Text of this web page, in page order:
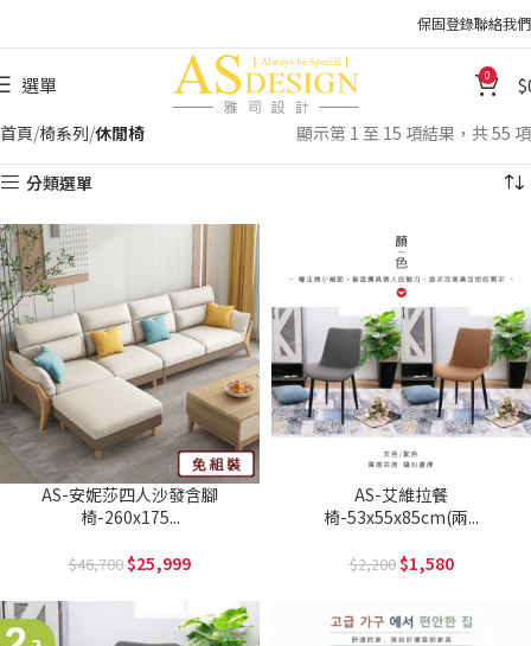
保固登錄聯絡我們
選單 0
首頁 椅系列 休閒椅 顯示第 1 至 15 項結果，共 55 項
分類選單
AS-安妮莎四人沙發含腳
椅-260x175...
46,700 25,999
AS-艾維拉餐
椅-53x55x85cm(兩...
2,200 1,580